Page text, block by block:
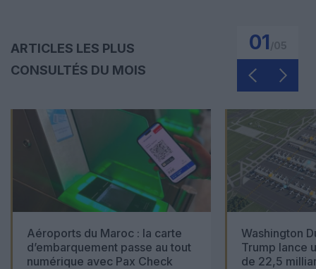
ARTICLES LES PLUS
CONSULTÉS DU MOIS
01
Aéroports du Maroc : la carte
d’embarquement passe au tout
numérique avec Pax Check
Washington
Trump lance
de 22,5